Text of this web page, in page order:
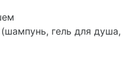
гель для душа,